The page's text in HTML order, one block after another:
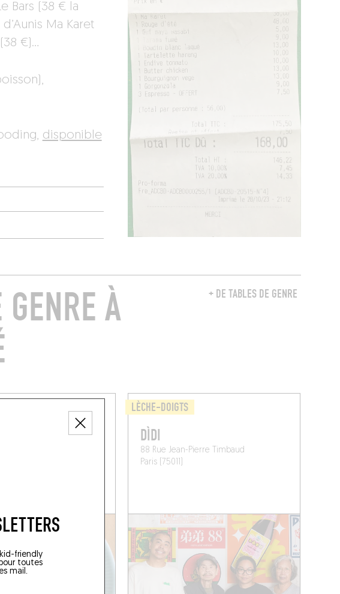
friendly
toutes
mail.
Bars (38 € la
Ma Karet
€)…
disponible
+ DE TABLES DE GENRE
À
LÈCHE-DOIGTS
DÌDI
88 Rue Jean-Pierre Timbaud
Paris (75011)